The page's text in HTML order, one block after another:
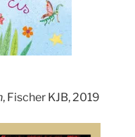
, Fischer KJB, 2019